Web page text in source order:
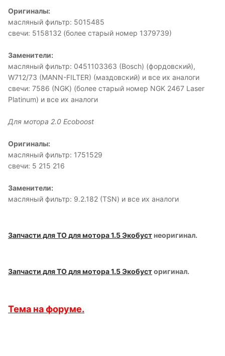
Оригиналы:
масляный фильтр: 5015485
свечи: 5158132 (более старый номер 1379739)
Заменители:
масляный фильтр: 0451103363 (Bosch) (фордовский),
W712/73 (MANN-FILTER) (маздовский) и все их аналоги
свечи: 7586 (NGK) (более старый номер NGK 2467 Laser
Platinum) и все их аналоги
Для мотора 2.0 Ecoboost
Оригиналы:
масляный фильтр: 1751529
свечи: 5 215 216
Заменители:
масляный фильтр: 9.2.182 (TSN) и все их аналоги
Запчасти для ТО для мотора 1.5 Экобустнеоригинал.
Запчасти для ТО для мотора 1.5 Экобусторигинал.
Тема на форуме.